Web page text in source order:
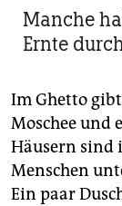
Manche
Ernte
Im Ghetto
Moschee und
Häusern sind
Menschen
Ein paar